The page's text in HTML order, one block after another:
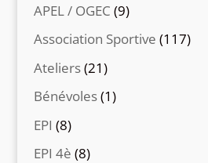
APEL / OGEC (9)
Association Sportive (117)
Ateliers(21)
Bénévoles(1)
EPI (8)
EPI 4è (8)